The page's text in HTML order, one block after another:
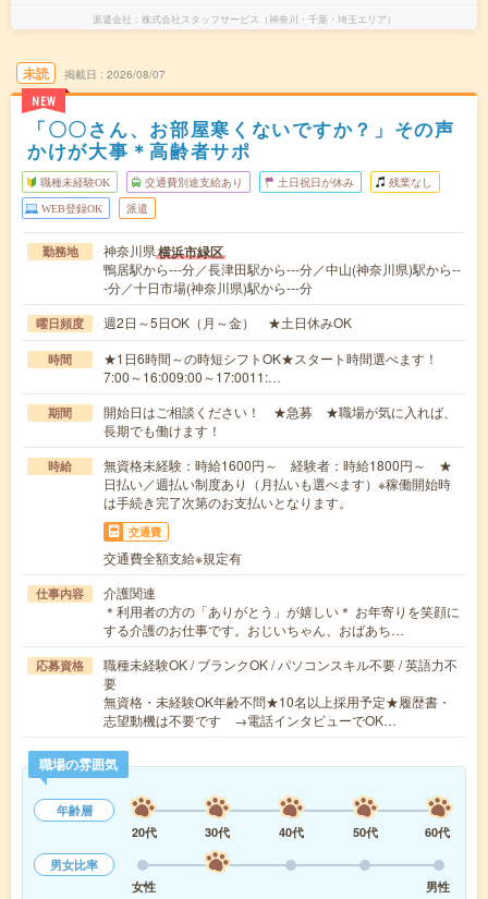
派遣会社 株式会社スタッフサービス（神奈川・千葉・埼玉エリア）
未読
NEW
掲載日 2026/08/07
「〇〇さん、お部屋寒くないですか？」その声
かけが大事＊高齢者サポ
職種未経験OK 交通費別途支給あり 土日祝日が休み 残業なし
WEB登録OK 派遣
勤務地 神奈川県横浜市緑区
鴨居駅から---分／長津田駅から---分／中山(神奈川県)駅から--
-分／十日市場(神奈川県)駅から---分
曜日頻度 週2日～5日OK（月～金） ★土日休みOK
時間
★1日6時間～の時短シフトOK★スタート時間選べます！
7:00～16:009:00～17:0011:…
期間
開始日はご相談ください！ ★急募 ★職場が気に入れば、
長期でも働けます！
時給
無資格未経験：時給1600円～ 経験者：時給1800円～ ★
日払い／週払い制度あり（月払いも選べます）※稼働開始時
は手続き完了次第のお支払いとなります。
交通費
交通費全額支給※規定有
仕事内容
介護関連
＊利用者の方の「ありがとう」が嬉しい＊ お年寄りを笑顔に
する介護のお仕事です。おじいちゃん、おばあち…
応募資格
職種未経験OK / ブランクOK / パソコンスキル不要 / 英語力不
要
無資格・未経験OK年齢不問★10名以上採用予定★履歴書・
志望動機は不要です →電話インタビューでOK…
職場の雰囲気
年齢層
20代
30代 40代 50代
60代
男女比率
女性
男性